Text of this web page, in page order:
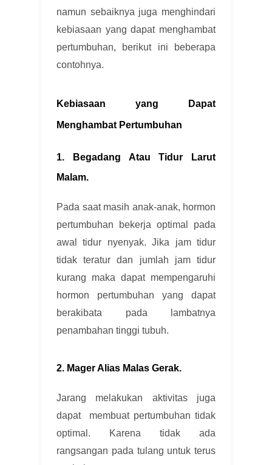
namun sebaiknya juga menghindari
kebiasaan yang dapat menghambat
pertumbuhan, berikut ini beberapa
contohnya.
Kebiasaan yang Dapat
Menghambat Pertumbuhan
1. Begadang Atau Tidur Larut
Malam.
Pada saat masih anak-anak, hormon
pertumbuhan bekerja optimal pada
awal tidur nyenyak. Jika jam tidur
tidak teratur dan jumlah jam tidur
kurang maka dapat mempengaruhi
hormon pertumbuhan yang dapat
berakibata pada lambatnya
penambahan tinggi tubuh.
2. Mager Alias Malas Gerak.
Jarang melakukan aktivitas juga
dapat membuat pertumbuhan tidak
optimal. Karena tidak ada
rangsangan pada tulang untuk terus